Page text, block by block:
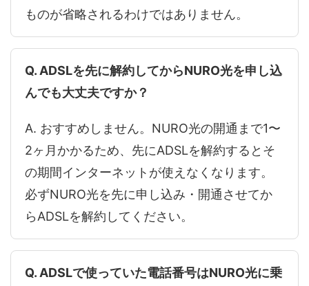
ものが省略されるわけではありません。
Q. ADSLを先に解約してからNURO光を申し込
んでも大丈夫ですか？
A. おすすめしません。NURO光の開通まで1〜
2ヶ月かかるため、先にADSLを解約するとそ
の期間インターネットが使えなくなります。
必ずNURO光を先に申し込み・開通させてか
らADSLを解約してください。
Q. ADSLで使っていた電話番号はNURO光に乗